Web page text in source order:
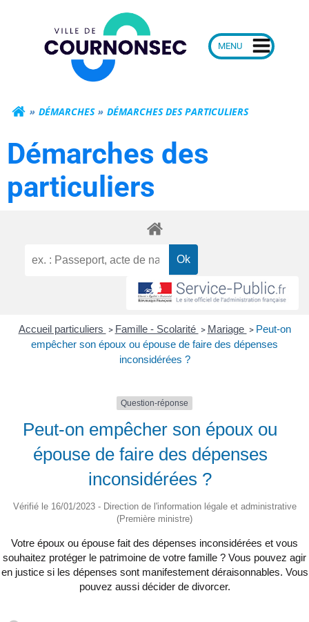
Mairie de
DÉMARCHES DÉMARCHES DES PARTICULIERS
Démarches des
particuliers
Accueil particuliers > Famille - Scolarité > Mariage > Peut-on
empêcher son époux ou épouse de faire des dépenses
inconsidérées ?
Question-réponse
Peut-on empêcher son époux ou
épouse de faire des dépenses
inconsidérées ?
Vérifié le 16/01/2023 - Direction de l'information légale et administrative
(Première ministre)
Votre époux ou épouse fait des dépenses inconsidérées et vous
souhaitez protéger le patrimoine de votre famille ? Vous pouvez agir
en justice si les dépenses sont manifestement déraisonnables. Vous
pouvez aussi décider de divorcer.